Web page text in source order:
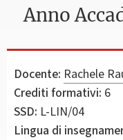
Anno
Docente: Rachele
Crediti formativi: 6
SSD: L-LIN/04
Lingua di